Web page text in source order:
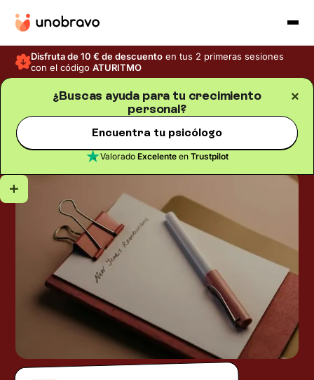
Disfruta de 10 € de descuento en tus 2 primeras sesiones
con el códigoATURITMO
¿Buscas ayuda para tu crecimiento
personal?
Encuentra tu psicólogo
Valorado Excelenteen Trustpilot
Crecimiento personal Tiempo de lectura
Propósitos de Año Nuevo:
pocos, tuyos, sostenibles